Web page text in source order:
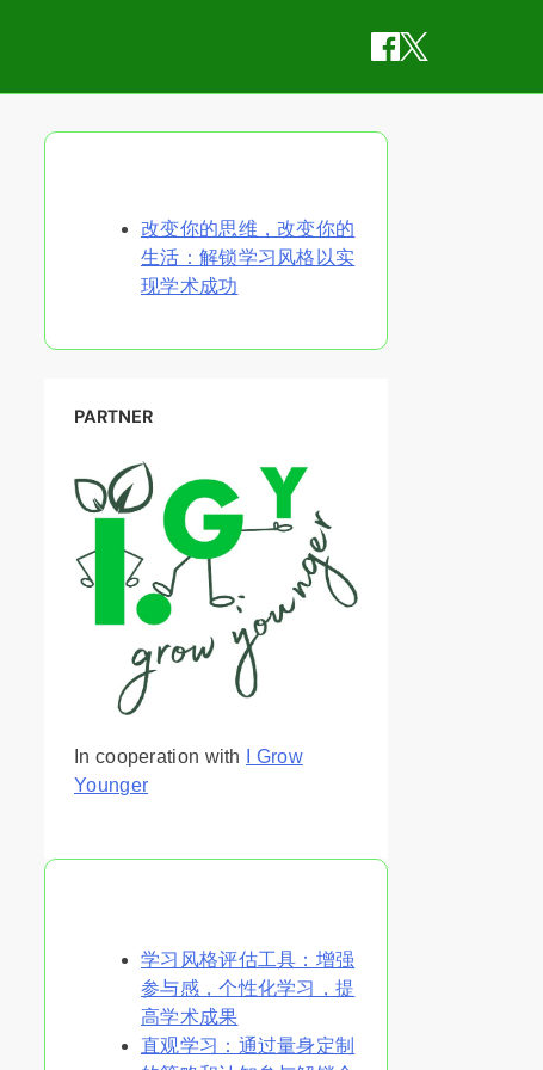
改变你的思维，改变你的
生活：解锁学习风格以实
现学术成功
PARTNER
In cooperation with
I Grow
Younger
学习风格评估工具：增强
参与感，个性化学习，提
高学术成果
直观学习：通过量身定制